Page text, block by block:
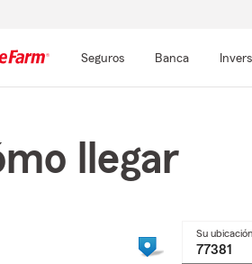
Seguros Banca
llegar
Su ubicación